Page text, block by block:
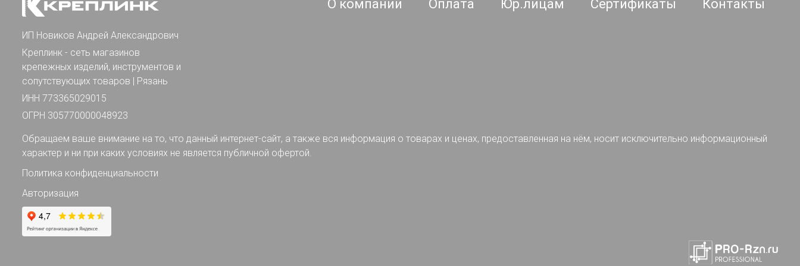
ИП Новиков Андрей Александрович
Креплинк - сеть магазинов
крепежных изделий, инструментов и
сопутствующих товаров | Рязань
ИНН 773365029015
ОГРН 305770000048923
О компании Оплата Юр.лицам Сертификаты Контакты
Обращаем ваше внимание на то, что данный интернет-сайт, а также вся информация о товарах и ценах, предоставленная на нём, носит исключительно информационный
характер и ни при каких условиях не является публичной офертой.
Политика конфиденциальности
Авторизация